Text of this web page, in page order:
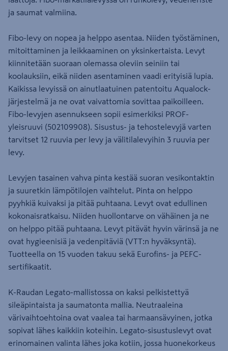
ja saumat valmiina.
Fibo-levy on nopea ja helppo asentaa. Niiden työstäminen,
mitoittaminen ja leikkaaminen on yksinkertaista. Levyt
kiinnitetään suoraan olemassa oleviin seiniin tai
koolauksiin, eikä niiden asentaminen vaadi erityisiä lupia.
Kaikissa levyissä on ainutlaatuinen patentoitu Aqualock-
järjestelmä ja ne ovat vaivattomia sovittaa paikoilleen.
Fibo-levyjen asennukseen sopii esimerkiksi PROF-
yleisruuvi (502109908). Sisustus- ja tehostelevyjä varten
tarvitset 12 ruuvia per levy ja välitilalevyihin 3 ruuvia per
levy.
Levyjen tasainen vahva pinta kestää suoran vesikontaktin
ja suuretkin lämpötilojen vaihtelut. Pinta on helppo
pyyhkiä kuivaksi ja pitää puhtaana. Levyt ovat edullinen
kokonaisratkaisu. Niiden huollontarve on vähäinen ja ne
on helppo pitää puhtaana. Levyt pitävät hyvin värinsä ja ne
ovat hygieenisiä ja vedenpitäviä (VTT:n hyväksyntä).
Tuotteella on 15 vuoden takuu sekä Eurofins- ja PEFC-
sertifikaatit.
K-Raudan Legato-mallistossa on kaksi pelkistettyä
sileäpintaista ja saumatonta mallia. Neutraaleina
värivaihtoehtoina ovat vaalea tai harmaansävyinen, jotka
sopivat lähes kaikkiin koteihin. Legato-sisustuslevyt ovat
erinomainen valinta lähes joka kotiin, jossa huonekorkeus